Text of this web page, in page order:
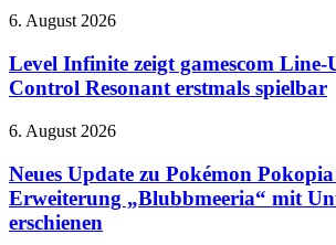
bei
Video
Level
zeigt
gamescom
Line-
2026:
Resonant
erstmals
spielbar
6. August 2026
Level Infinite zeigt gamescom Line-
Control Resonant erstmals spielbar
Neues
zu
Pokémon
Pokopia
und
6. August 2026
Neues Update zu Pokémon
Erweiterung „Blubbmeeria“ mit
erschienen